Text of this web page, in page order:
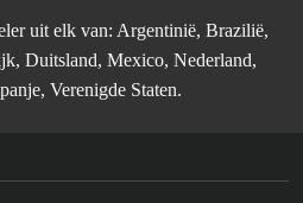
uit elk van: Argentinië, Brazilië,
Duitsland, Mexico, Nederland,
Verenigde Staten.